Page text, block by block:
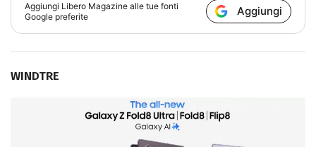
Aggiungi Libero Magazine alle tue fonti
Google preferite
Aggiungi
WINDTRE